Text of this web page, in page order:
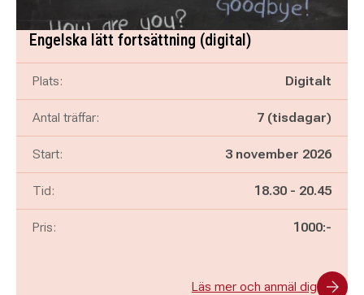
Engelska lätt fortsättning (digital)
Plats: Digitalt
Antal träffar: 7 (tisdagar)
Start: 3 november 2026
Tid: Pågår mellan
18.30 - och
20.45
Pris: 1000:-
Läs mer och anmäl dig